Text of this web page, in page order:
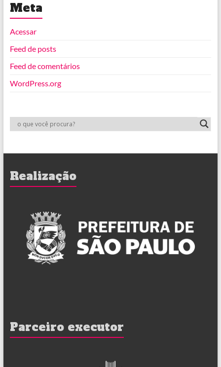
Meta
Acessar
Feed de posts
Feed de comentários
WordPress.org
Realização
Parceiro executor